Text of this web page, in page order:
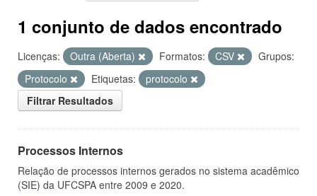
1 conjunto de dados encontrado
Licenças: Outra (Aberta) Formatos: CSV
Grupos:
Protocolo
Etiquetas:
protocolo
Filtrar Resultados
Processos Internos
Relação de processos internos gerados no sistema acadêmico
(SIE) da UFCSPA entre 2009 e 2020.